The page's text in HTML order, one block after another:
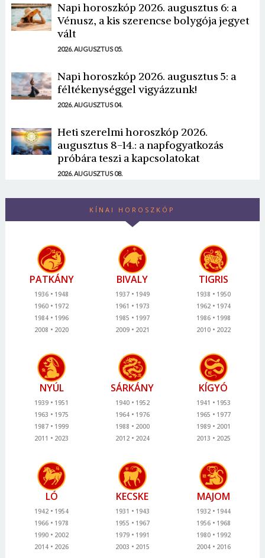
Napi horoszkóp 2026. augusztus 6: a
Vénusz, a kis szerencse bolygója jegyet
vált
2026. AUGUSZTUS 05.
Napi horoszkóp 2026. augusztus 5: a
féltékenységgel vigyázzunk!
2026. AUGUSZTUS 04.
Heti szerelmi horoszkóp 2026.
augusztus 8-14.: a napfogyatkozás
próbára teszi a kapcsolatokat
2026. AUGUSZTUS 08.
KÍNAI HOROSZKÓP
PATKÁNY
1936
1948
1960
1972
1984
1996
2008
2020
BIVALY
1937
1949
1961
1973
1985
1997
2009
2021
TIGRIS
1938
1950
1962
1974
1986
1998
2010
2022
NYÚL
1939
1951
1963
1975
1987
1999
2011
2023
SÁRKÁNY
1940
1952
1964
1976
1988
2000
2012
2024
KÍGYÓ
1941
1953
1965
1977
1989
2001
2013
2025
LÓ
1942
1954
1966
1978
1990
2002
2014
2026
KECSKE
1931
1943
1955
1967
1979
1991
2003
2015
MAJOM
1932
1944
1956
1968
1980
1992
2004
2016